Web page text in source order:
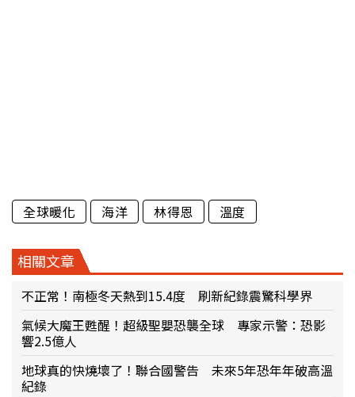
全球暖化 海洋 林得恩 溫度
相關文章
不正常！南極冬天熱到15.4度 刷新紀錄震驚科學界
氣候大魔王甦醒！超級聖嬰恐襲全球 專家示警：恐影
響2.5億人
地球真的快燒壞了！聯合國警告 未來5年恐年年破高溫
紀錄